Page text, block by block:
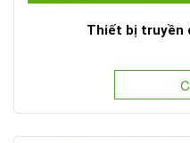
Thiết bị truyền